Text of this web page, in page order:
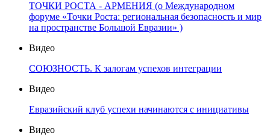
ТОЧКИ РОСТА - АРМЕНИЯ (о Международном
форуме «Точки Роста: региональная безопасность и мир
на пространстве Большой Евразии» )
Видео
СОЮЗНОСТЬ. К залогам успехов интеграции
Видео
Евразийский клуб успехи начинаются с инициативы
Видео